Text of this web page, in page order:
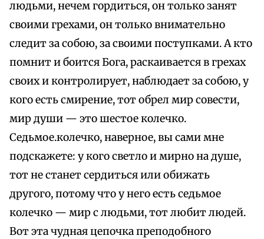
людьми, нечем гордиться, он только занят
своими грехами, он только внимательно
следит за собою, за своими поступками. А кто
помнит и боится Бога, раскаивается в грехах
своих и контролирует, наблюдает за собою, у
кого есть смирение, тот обрел мир совести,
мир души — это шестое колечко.
Седьмое.колечко, наверное, вы сами мне
подскажете: у кого светло и мирно на душе,
тот не станет сердиться или обижать
другого, потому что у него есть седьмое
колечко — мир с людьми, тот любит людей.
Вот эта чудная цепочка преподобного